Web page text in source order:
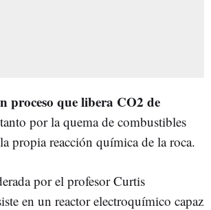
proceso que libera CO2 de
tanto por la quema de combustibles
propia reacción química de la roca.
por el profesor Curtis
en un reactor electroquímico capaz